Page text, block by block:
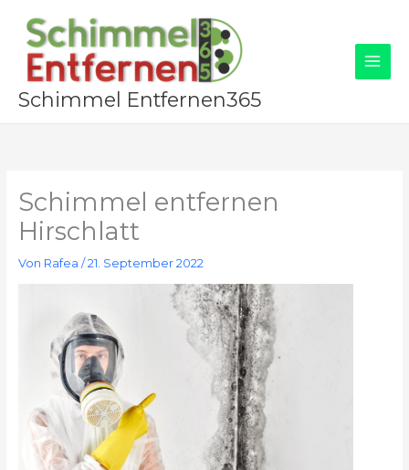
Inhalt
springen
Schimmel Entfernen365
Schimmel entfernen
Hirschlatt
Von Rafea /21. September 2022